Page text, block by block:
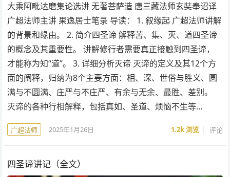
大乘阿毗达磨集论选讲 无著菩萨造 唐三藏法师玄奘奉诏译
广超法师主讲 果逸居士笔录 导读： 1. 叙缘起 广超法师讲解
的背景和缘由。 2. 简介四圣谛 解释苦、集、灭、道四圣谛
的概念及其重要性。 讲解修行者需要真正接触到四圣谛，
才能称为知“道”。 3. 详细分析灭谛 灭谛的定义及其12个方
面的阐释，归纳为8个主要方面：相、深、世俗与胜义、圆
满与不圆满、庄严与不庄严、有余与无余、最胜、差别。
灭谛的各种行相解释，包括真如、圣道、烦恼不生等…
广超法师 2025年1月26日 1.2k浏览 评论
四圣谛讲记（全文）